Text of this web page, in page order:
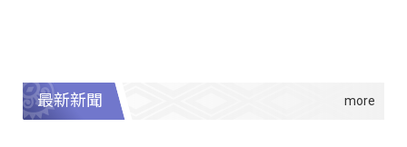
最新新聞